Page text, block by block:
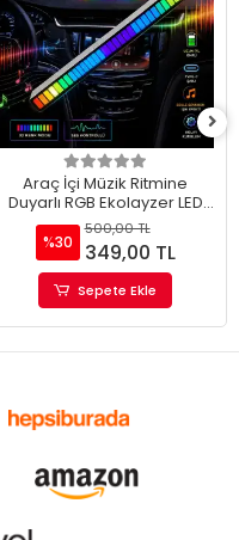
Araç İçi Müzik Ritmine
Duyarlı RGB Ekolayzer LED
Işık Çubuğu Bataryalı (1
ADET)
%30
500,00 TL
349,00 TL
Sepete Ekle